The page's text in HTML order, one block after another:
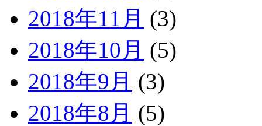
2018年11月 (3)
2018年10月 (5)
2018年9月 (3)
2018年8月 (5)